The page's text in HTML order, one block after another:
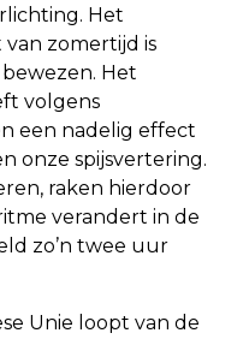
Het
zomertijd is
Het
volgens
een nadelig effect
onze spijsvertering.
raken hierdoor
verandert in de
zo’n twee uur
Unie loopt van de